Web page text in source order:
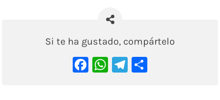
Si te ha gustado, compártelo
Facebook
WhatsApp
Telegram